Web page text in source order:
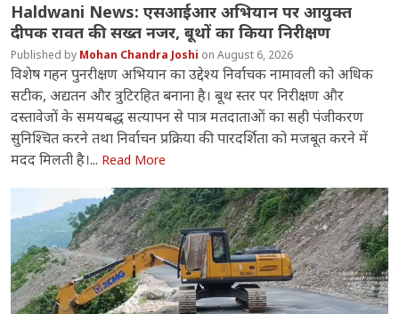
Haldwani News: एसआईआर अभियान पर आयुक्त
दीपक रावत की सख्त नजर, बूथों का किया निरीक्षण
Mohan Chandra Joshi August 6, 2026
विशेष गहन पुनरीक्षण अभियान का उद्देश्य निर्वाचक नामावली को अधिक
सटीक, अद्यतन और त्रुटिरहित बनाना है। बूथ स्तर पर निरीक्षण और
दस्तावेजों के समयबद्ध सत्यापन से पात्र मतदाताओं का सही पंजीकरण
सुनिश्चित करने तथा निर्वाचन प्रक्रिया की पारदर्शिता को मजबूत करने में
मदद मिलती है।... Read More